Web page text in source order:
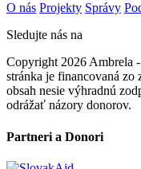
O nás Projekty Správy
Sledujte nás na
Copyright 2026 Ambrela
stránka je financovaná
obsah nesie výhradnú
odrážať názory donorov.
Partneri a Donori